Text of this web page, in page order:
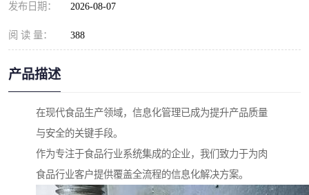
发布日期： 2026-08-07
阅 读 量： 388
产品描述
在现代食品生产领域，信息化管理已成为提升产品质量
与安全的关键手段。
作为专注于食品行业系统集成的企业，我们致力于为肉
食品行业客户提供覆盖全流程的信息化解决方案。